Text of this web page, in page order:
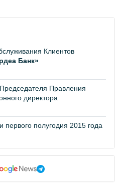
Клиентов
Банк»
Правления
директора
первого полугодия 2015 года